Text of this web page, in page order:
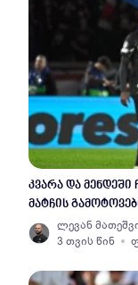
კვარა და
მატჩის
ლევან
3 თვის წინ